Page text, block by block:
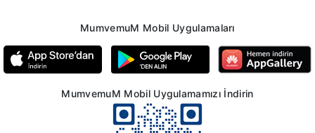
MumvemuM Mobil Uygulamaları
MumvemuM Mobil Uygulamamızı İndirin